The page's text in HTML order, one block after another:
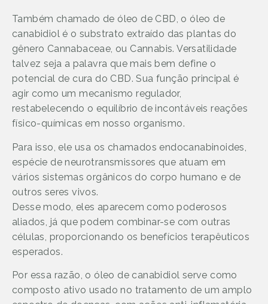
Também chamado de óleo de CBD, o óleo de
canabidiol é o substrato extraído das plantas do
gênero Cannabaceae, ou Cannabis. Versatilidade
talvez seja a palavra que mais bem define o
potencial de cura do CBD. Sua função principal é
agir como um mecanismo regulador,
restabelecendo o equilíbrio de incontáveis reações
físico-químicas em nosso organismo.
Para isso, ele usa os chamados endocanabinoides,
espécie de neurotransmissores que atuam em
vários sistemas orgânicos do corpo humano e de
outros seres vivos.
Desse modo, eles aparecem como poderosos
aliados, já que podem combinar-se com outras
células, proporcionando os benefícios terapêuticos
esperados.
Por essa razão, o óleo de canabidiol serve como
composto ativo usado no tratamento de um amplo